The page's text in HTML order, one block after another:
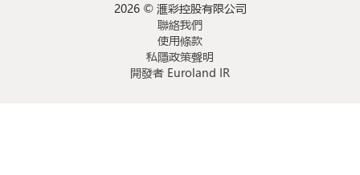
2026 © 滙彩控股有限公司
聯絡我們
使用條款
私隱政策聲明
開發者 Euroland IR